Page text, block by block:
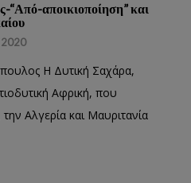
αποικιοποίηση” και
2020
H Δυτική Σαχάρα,
Αφρική, που
Αλγερία και Μαυριτανία